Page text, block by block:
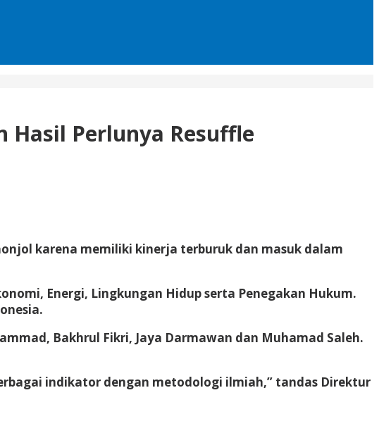
Hasil Perlunya Resuffle
karena memiliki kinerja terburuk dan masuk dalam
Energi, Lingkungan Hidup serta Penegakan Hukum.
Bakhrul Fikri, Jaya Darmawan dan Muhamad Saleh.
indikator dengan metodologi ilmiah,” tandas Direktur